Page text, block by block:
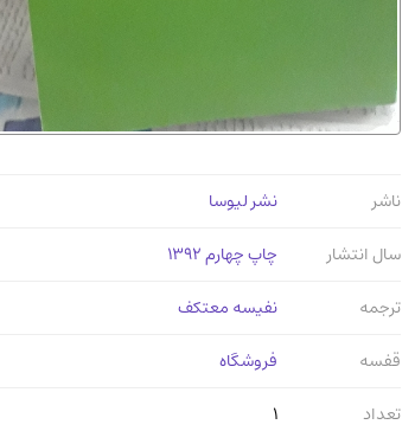
ناشر
نشر لیوسا
سال انتشار
چاپ چهارم 1392
ترجمه
نفیسه معتکف
قفسه
فروشگاه
تعداد
1